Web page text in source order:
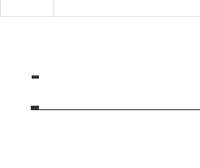
보
위
-